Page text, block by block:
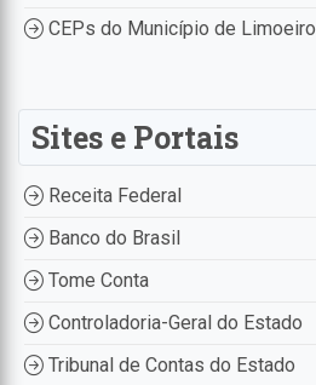
CEPs do Município de Limoeiro
Sites e Portais
Receita Federal
Banco do Brasil
Tome Conta
Controladoria-Geral do Estado
Tribunal de Contas do Estado